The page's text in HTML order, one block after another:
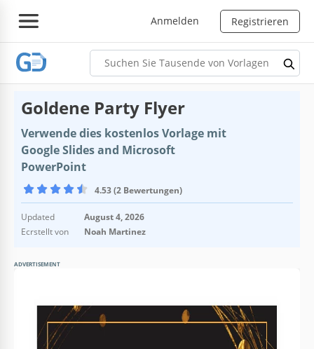
Anmelden Registrieren
Goldene Party Flyer
Verwende dies kostenlos Vorlage mit
Google Slides and Microsoft
PowerPoint
4.53 (2 Bewertungen)
Updated
August 4, 2026
Ecrstellt von
Noah Martinez
ADVERTISEMENT